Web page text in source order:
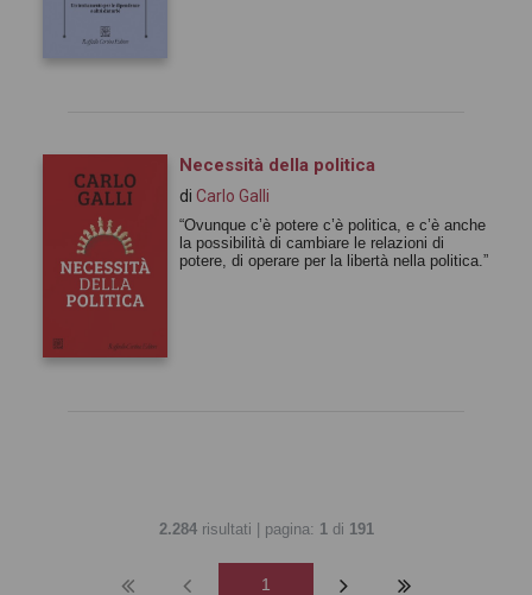
Necessità della politica
di Carlo Galli
“Ovunque c’è potere c’è politica, e c’è anche
la possibilità di cambiare le relazioni di
potere, di operare per la libertà nella politica.”
2.284risultati | pagina: 1di 191
1